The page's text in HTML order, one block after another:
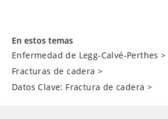
En estos temas
Enfermedad de Legg-Calvé-Perthes >
Fracturas de cadera >
Datos Clave: Fractura de cadera >